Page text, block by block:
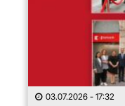
03.07.2026 - 17:32